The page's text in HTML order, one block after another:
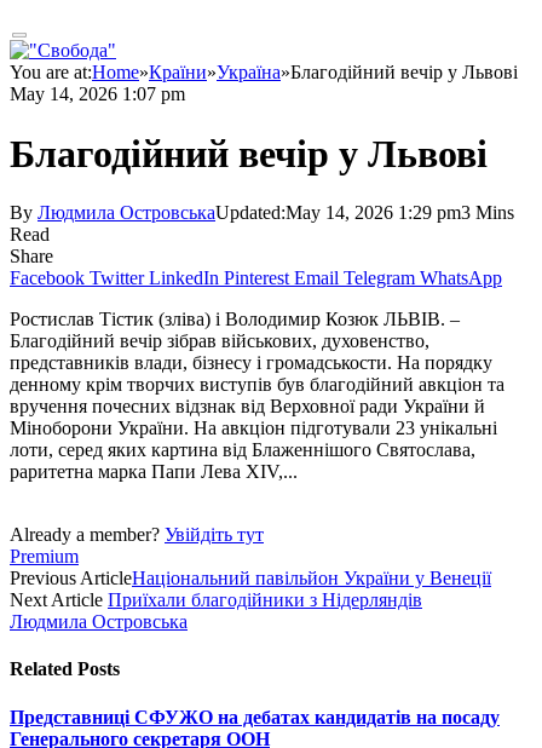
You are at:Home»Країни»Україна»Благодійний вечір у Львові
May 14, 2026 1:07 pm
Благодійний вечір у Львові
By Людмила ОстровськаUpdated:May 14, 2026 1:29 pm3 Mins
Read
Share
Facebook Twitter LinkedIn Pinterest Email Telegram WhatsApp
Ростислав Тістик (зліва) і Володимир Козюк ЛЬВІВ. –
Благодійний вечір зібрав військових, духовенство,
представників влади, бізнесу і громадськости. На порядку
денному крім творчих виступів був благодійний авкціон та
вручення почесних відзнак від Верховної ради України й
Міноборони України. На авкціон підготували 23 унікальні
лоти, серед яких картина від Блаженні­шого Святослава,
раритетна марка Папи Лева XIV,...
Already a member? Увійдіть тут
Premium
Previous ArticleНаціональний павільйон України у Венеції
Next Article Приїхали благодійники з Нідерляндів
Людмила Островська
Related Posts
Представниці СФУЖО на дебатах кандидатів на посаду
Генерального секретаря ООН